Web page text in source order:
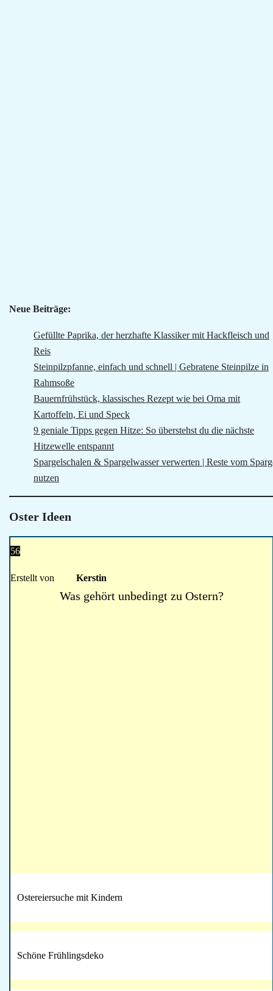
Neue Beiträge:
Gefüllte Paprika, der herzhafte Klassiker mit Hackfleisch und
Reis
Steinpilzpfanne, einfach und schnell | Gebratene Steinpilze in
Rahmsoße
Bauernfrühstück, klassisches Rezept wie bei Oma mit
Kartoffeln, Ei und Speck
9 geniale Tipps gegen Hitze: So überstehst du die nächste
Hitzewelle entspannt
Spargelschalen & Spargelwasser verwerten | Reste vom
nutzen
Oster Ideen
56
Erstellt von Kerstin
Was gehört unbedingt zu Ostern?
Ostereiersuche mit Kindern
Schöne Frühlingsdeko